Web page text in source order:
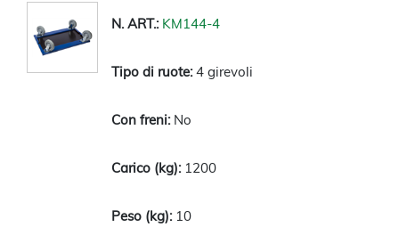
KM144-4
4 girevoli
No
1200
10